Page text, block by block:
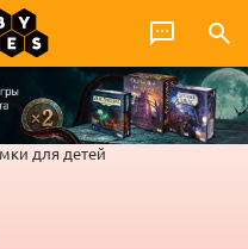
для детей